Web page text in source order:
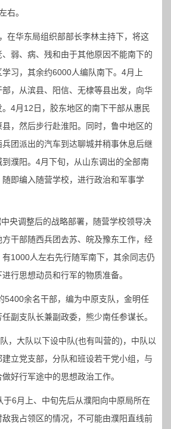
右。
在华东局组织部部长李林主持下，将这
弱、病、残和由于其他原因不能南下的
习，其余约6000人编队南下。4月上
，从滨县、阳信、无棣等县出发，向华
4月12日，胶东地区的南下干部从惠民
，然后步行赴淮阳。同时，鲁中地区的
团派出的汽车到达聊城并稍事休息后继
濮阳。4月下旬，从山东调出的全部南
即编入随营学校，进行政治和军事学
央调整后的战略部署，随营学校领导决
干部随西兵团去苏、皖及豫东工作，经
1000人左右先行随军南下，其余同志仍
行思想动员和行军的物质准备。
余名干部，编为中原支队，金明任
副支队长兼副政委，熊少南任参谋长。
，大队以下设中队(也有叫营的)，中队以
立党支部，分队和班设若干党小组，与
好行军途中的思想政治工作。
6月上、中旬先后从濮阳向中原局所在
我占领区的情况，不可能由濮阳直线前